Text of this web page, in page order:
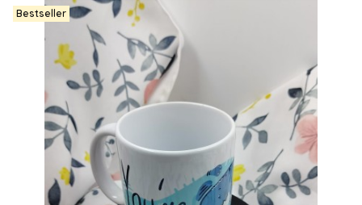
Bestseller